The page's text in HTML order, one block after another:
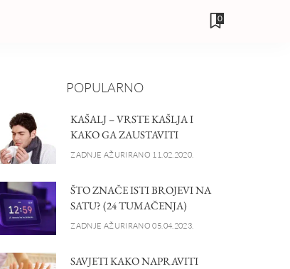
0
POPULARNO
KAŠALJ – VRSTE KAŠLJA I
KAKO GA ZAUSTAVITI
ZADNJE AŽURIRANO 11.02.2020.
ŠTO ZNAČE ISTI BROJEVI NA
SATU? (24 TUMAČENJA)
ZADNJE AŽURIRANO 05.04.2023.
SAVJETI KAKO NAPRAVITI